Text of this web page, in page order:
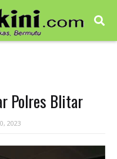
Polres Blitar
2023